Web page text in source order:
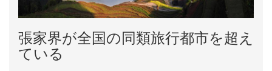
張家界が全国の同類旅行都市を超え
ている